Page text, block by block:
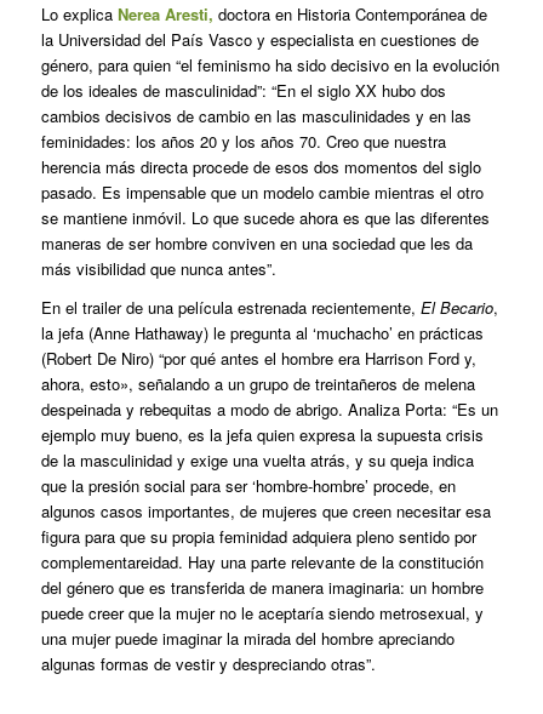
Lo explica Nerea Aresti, doctora en Historia Contemporánea de
la Universidad del País Vasco y especialista en cuestiones de
género, para quien “el feminismo ha sido decisivo en la evolución
de los ideales de masculinidad”: “En el siglo XX hubo dos
cambios decisivos de cambio en las masculinidades y en las
feminidades: los años 20 y los años 70. Creo que nuestra
herencia más directa procede de esos dos momentos del siglo
pasado. Es impensable que un modelo cambie mientras el otro
se mantiene inmóvil. Lo que sucede ahora es que las diferentes
maneras de ser hombre conviven en una sociedad que les da
más visibilidad que nunca antes”.
En el trailer de una película estrenada recientemente, El Becario,
la jefa (Anne Hathaway) le pregunta al ‘muchacho’ en prácticas
(Robert De Niro) “por qué antes el hombre era Harrison Ford y,
ahora, esto», señalando a un grupo de treintañeros de melena
despeinada y rebequitas a modo de abrigo. Analiza Porta: “Es un
ejemplo muy bueno, es la jefa quien expresa la supuesta crisis
de la masculinidad y exige una vuelta atrás, y su queja indica
que la presión social para ser ‘hombre-hombre’ procede, en
algunos casos importantes, de mujeres que creen necesitar esa
figura para que su propia feminidad adquiera pleno sentido por
complementareidad. Hay una parte relevante de la constitución
del género que es transferida de manera imaginaria: un hombre
puede creer que la mujer no le aceptaría siendo metrosexual, y
una mujer puede imaginar la mirada del hombre apreciando
algunas formas de vestir y despreciando otras”.